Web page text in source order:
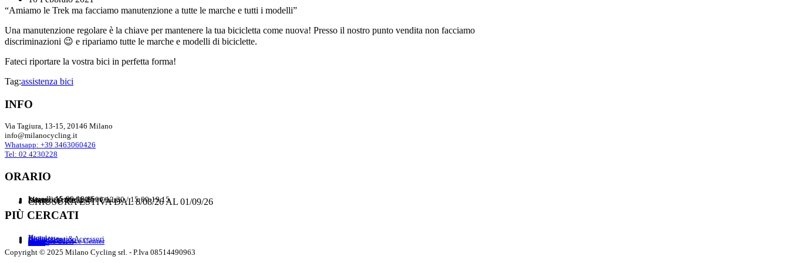
“Amiamo le Trek ma facciamo manutenzione a tutte le marche e tutti i modelli”
Una manutenzione regolare è la chiave per mantenere la tua bicicletta come nuova! Presso il nostro punto vendita non facciamo
discriminazioni 😉 e ripariamo tutte le marche e modelli di biciclette.
Fateci riportare la vostra bici in perfetta forma!
Tag:assistenza bici
INFO
Via Tagiura, 13-15, 20146 Milano
info@milanocycling.it
Whatsapp: +39 3463060426
Tel: 02 4230228
ORARIO
Lunedì: 15:00-19:15
Martedì-Venerdì: 09:00-12:30 / 15:00-19.15
Sabato: 09:00-12:30 / Chiuso
Domenica: Chiuso
CHIUSURA ESTIVA DAL 8/08/26 AL 01/09/26
PIÙ CERCATI
Home
Biciclette
Componenti&Accessori
Abbigliamento
Usato
Biomeccanica
Shimano Service Center
NEWS
Team
Copyright © 2025 Milano Cycling srl. - P.Iva 08514490963